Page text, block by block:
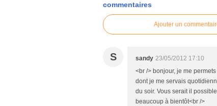
commentaires
Ajouter un
S sandy 23/05/2012 17:10
<br /> bonjour, je me
dont je me servais
du soir. Vous serait il
beaucoup à bientôt<br />